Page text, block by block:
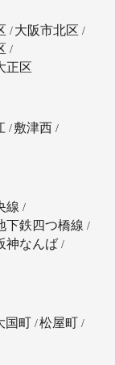
大阪市北区
正区
敷津西
線
下鉄四つ橋線
神なんば
国町
松屋町